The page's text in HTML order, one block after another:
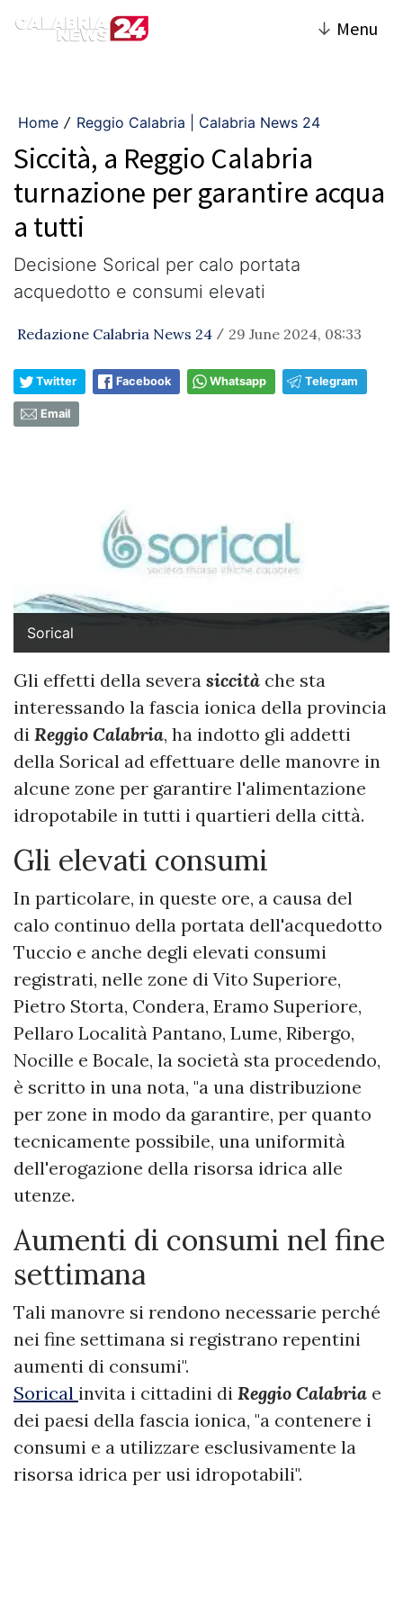
↓ Menu
Home / Reggio Calabria | Calabria News 24
Siccità, a Reggio Calabria
turnazione per garantire acqua
a tutti
Decisione Sorical per calo portata
acquedotto e consumi elevati
Redazione Calabria News 24 / 29 June 2024, 08:33
Twitter Facebook Whatsapp Telegram
Email
Sorical
Gli effetti della severa siccità che sta
interessando la fascia ionica della provincia
di Reggio Calabria, ha indotto gli addetti
della Sorical ad effettuare delle manovre in
alcune zone per garantire l'alimentazione
idropotabile in tutti i quartieri della città.
Gli elevati consumi
In particolare, in queste ore, a causa del
calo continuo della portata dell'acquedotto
Tuccio e anche degli elevati consumi
registrati, nelle zone di Vito Superiore,
Pietro Storta, Condera, Eramo Superiore,
Pellaro Località Pantano, Lume, Ribergo,
Nocille e Bocale, la società sta procedendo,
è scritto in una nota, "a una distribuzione
per zone in modo da garantire, per quanto
tecnicamente possibile, una uniformità
dell'erogazione della risorsa idrica alle
utenze.
Aumenti di consumi nel fine
settimana
Tali manovre si rendono necessarie perché
nei fine settimana si registrano repentini
aumenti di consumi".
Sorical invita i cittadini di Reggio Calabria e
dei paesi della fascia ionica, "a contenere i
consumi e a utilizzare esclusivamente la
risorsa idrica per usi idropotabili".